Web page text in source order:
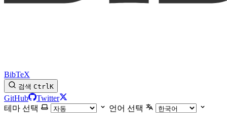
BibTeX
검색 CtrlK
GitHub
Twitter
테마 선택
언어 선택